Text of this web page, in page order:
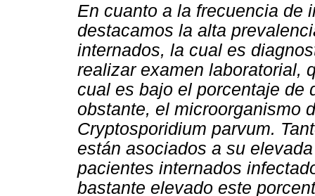
En cuanto a la frecuencia de
destacamos la alta
internados, la cual es
realizar examen laboratorial,
cual es bajo el porcentaje de
obstante, el microorganismo
Cryptosporidium parvum.
están asociados a su
pacientes internados
bastante elevado este